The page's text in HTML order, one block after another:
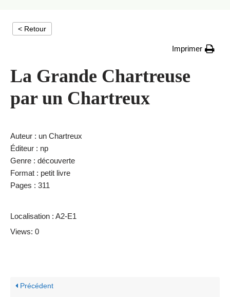
< Retour
Imprimer
La Grande Chartreuse
par un Chartreux
Auteur : un Chartreux
Éditeur : np
Genre : découverte
Format : petit livre
Pages : 311
Localisation : A2-E1
Views: 0
Précédent